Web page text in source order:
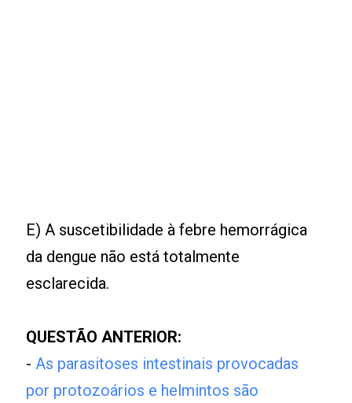
E) A suscetibilidade à febre hemorrágica
da dengue não está totalmente
esclarecida.
QUESTÃO ANTERIOR:
-As parasitoses intestinais provocadas
por protozoários e helmintos são